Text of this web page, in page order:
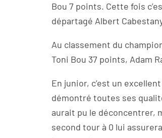
Bou 7 points. Cette fois
départagé Albert
Au classement du
Toni Bou 37 points, Adam
En junior, c’est un
démontré toutes ses
aurait pu le déconcentrer,
second tour à 0 lui